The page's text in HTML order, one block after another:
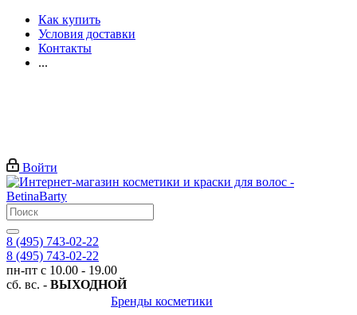
Как купить
Условия доставки
Контакты
...
Войти
8 (495) 743-02-22
8 (495) 743-02-22
пн-пт с 10.00 - 19.00
сб. вс. - ВЫХОДНОЙ
Бренды косметики